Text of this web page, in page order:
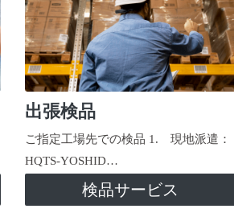
出張検品
ご指定工場先での検品 1. 現地派遣：
HQTS-YOSHID…
検品サービス